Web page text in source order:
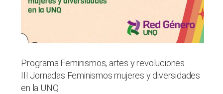
Programa Feminismos, artes y revoluciones
III Jornadas Feminismos mujeres y diversidades
en la UNQ